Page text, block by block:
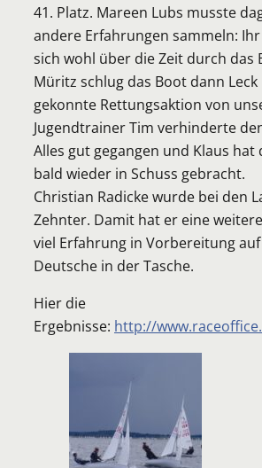
41. Platz. Mareen Lubs musste
andere Erfahrungen sammeln:
sich wohl über die Zeit durch das
Müritz schlug das Boot dann
gekonnte Rettungsaktion von
Jugendtrainer Tim verhinderte
Alles gut gegangen und Klaus hat
bald wieder in Schuss gebracht.
Christian Radicke wurde bei den
Zehnter. Damit hat er eine
viel Erfahrung in Vorbereitung
Deutsche in der Tasche.
Hier die
Ergebnisse: http://